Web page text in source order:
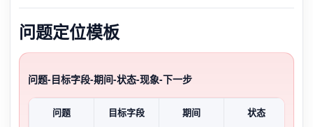
问题定位模板
问题-目标字段-期间-状态-现象-下一步
问题 目标字段 期间 状态